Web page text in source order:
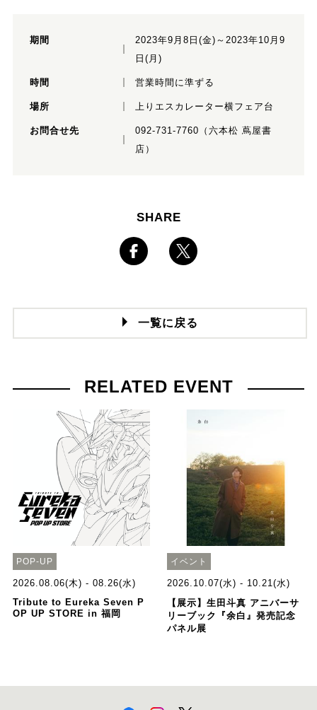
期間
2023年9月8日(金)～2023年10月9
日(月)
時間 営業時間に準ずる
場所 上りエスカレーター横フェア台
お問合せ先
092-731-7760（六本松 蔦屋書
店）
SHARE
一覧に戻る
RELATED EVENT
POP-UP
2026.08.06(木) - 08.26(水)
Tribute to Eureka Seven P
OP UP STORE in 福岡
イベント
2026.10.07(水) - 10.21(水)
【展示】生田斗真 アニバーサ
リーブック『余白』発売記念
パネル展